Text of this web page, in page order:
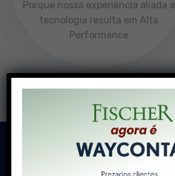
Porque nossa experiência aliada a
tecnologia resulta em Alta
Performance